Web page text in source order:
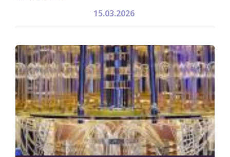
15.03.2026